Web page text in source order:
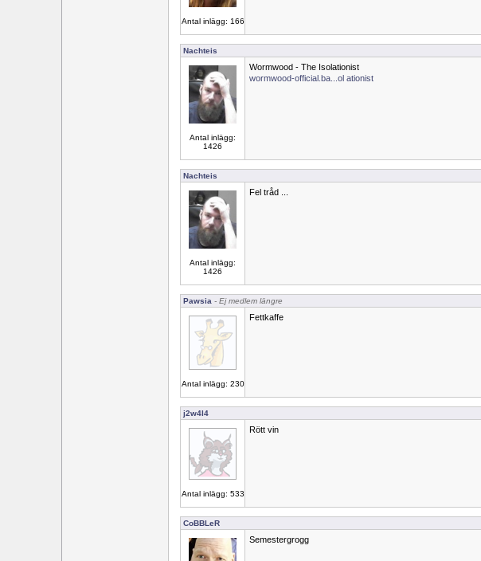
Antal inlägg: 166
Nachteis
Antal inlägg:
1426
Wormwood - The Isolationist
wormwood-official.ba...ol ationist
Nachteis
Antal inlägg:
1426
Fel tråd ...
Pawsia - Ej medlem längre
Antal inlägg: 230
Fettkaffe
j2w4l4
Antal inlägg: 533
Rött vin
CoBBLeR
Semestergrogg